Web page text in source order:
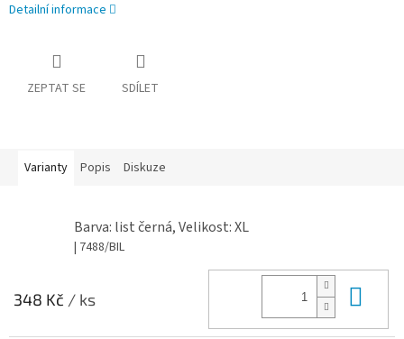
Detailní informace
ZEPTAT SE SDÍLET
Varianty Popis Diskuze
Barva: list černá, Velikost: XL
| 7488/BIL
348 Kč / ks